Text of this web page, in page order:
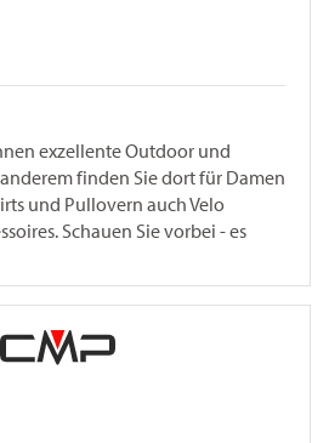
exzellente Outdoor und
finden Sie dort für Damen
und Pullovern auch Velo
Schauen Sie vorbei - es